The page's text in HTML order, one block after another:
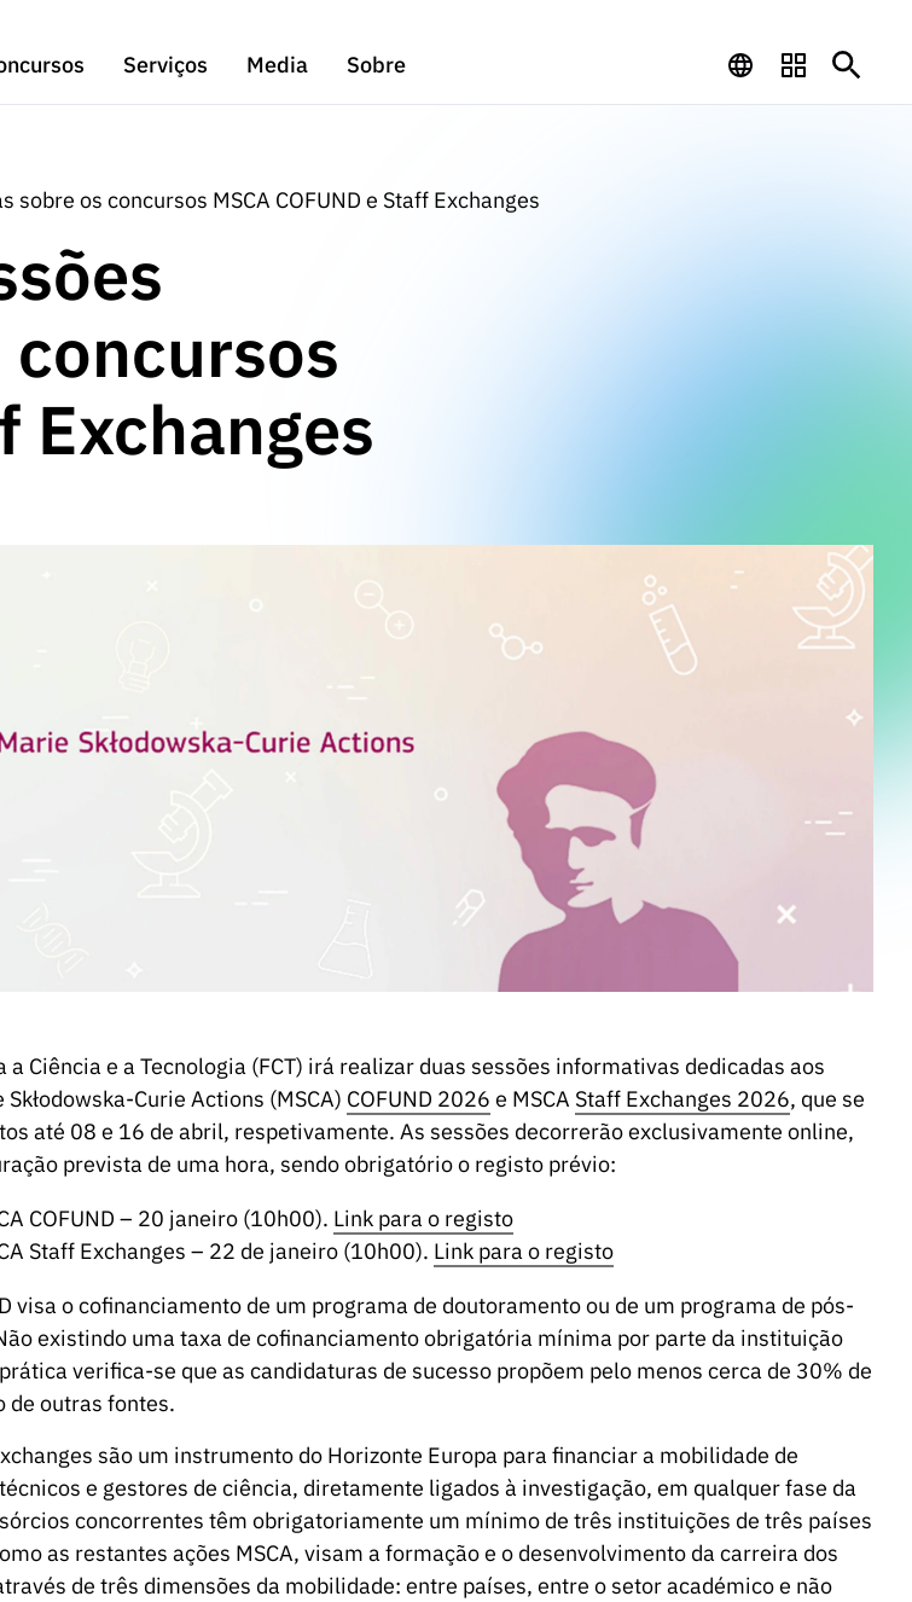
Serviços Media Sobre
os concursos MSCA COFUND e Staff Exchanges
Exchanges
a Ciência e a Tecnologia (FCT) irá realizar duas sessões informativas dedicadas aos
Curie Actions (MSCA) COFUND 2026 e MSCA Staff Exchanges 2026, que se
até 08 e 16 de abril, respetivamente. As sessões decorrerão exclusivamente online,
prevista de uma hora, sendo obrigatório o registo prévio:
COFUND – 20 janeiro (10h00). Link para o registo
Staff Exchanges – 22 de janeiro (10h00). Link para o registo
visa o cofinanciamento de um programa de doutoramento ou de um programa de pós-
existindo uma taxa de cofinanciamento obrigatória mínima por parte da instituição
verifica-se que as candidaturas de sucesso propõem pelo menos cerca de 30% de
de outras fontes.
são um instrumento do Horizonte Europa para financiar a mobilidade de
e gestores de ciência, diretamente ligados à investigação, em qualquer fase da
concorrentes têm obrigatoriamente um mínimo de três instituições de três países
as restantes ações MSCA, visam a formação e o desenvolvimento da carreira dos
de três dimensões da mobilidade: entre países, entre o setor académico e não